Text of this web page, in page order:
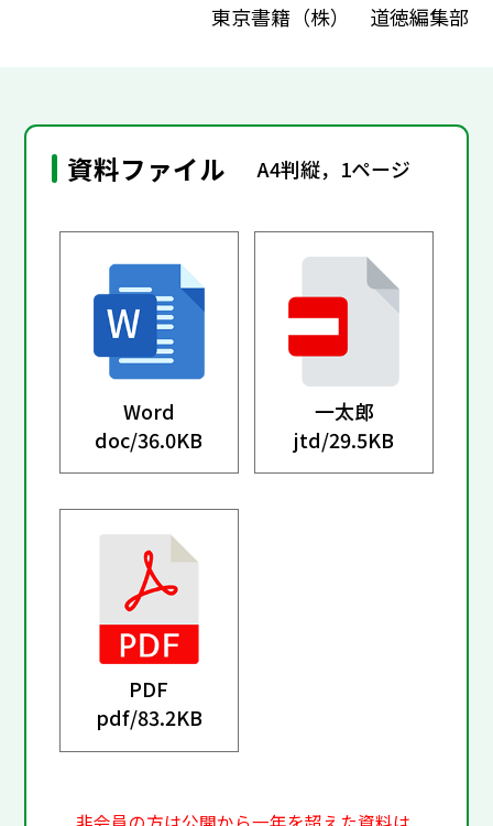
東京書籍（株） 道徳編集部
資料ファイル A4判縦，1ページ
Word
doc/36.0KB
一太郎
jtd/29.5KB
PDF
pdf/83.2KB